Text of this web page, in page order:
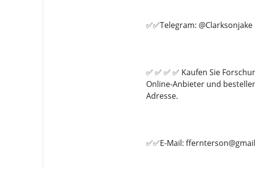
✅✅Telegram: @Clarksonjake
✅ ✅ ✅ ✅ Kaufen Sie
Online-Anbieter und
Adresse.
✅✅E-Mail: